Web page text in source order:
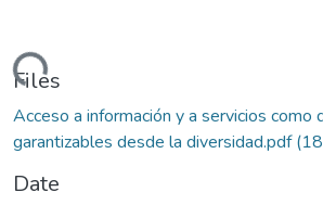
Files
Acceso a información y a servicios como
garantizables desde la diversidad.pdf
Date